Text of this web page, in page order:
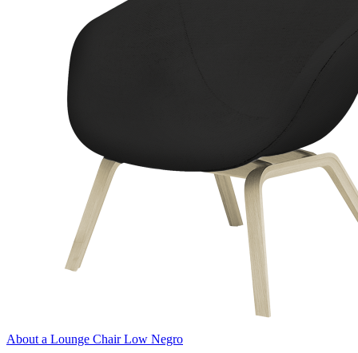
About a Lounge Chair Low Negro